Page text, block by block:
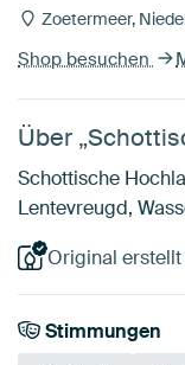
Zoetermeer,
Shop besuchen
Über
Schottische
Lentevreugd,
Original erstellt
Stimmungen